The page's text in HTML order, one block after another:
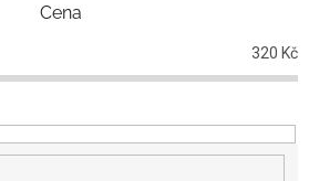
Cena
320 Kč